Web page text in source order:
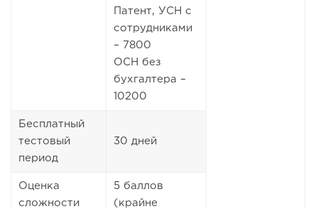
Патент, УСН с
сотрудниками
– 7800
ОСН без
бухгалтера –
10200
Бесплатный
тестовый
период
30 дней
Оценка
сложности
5 баллов
(крайне